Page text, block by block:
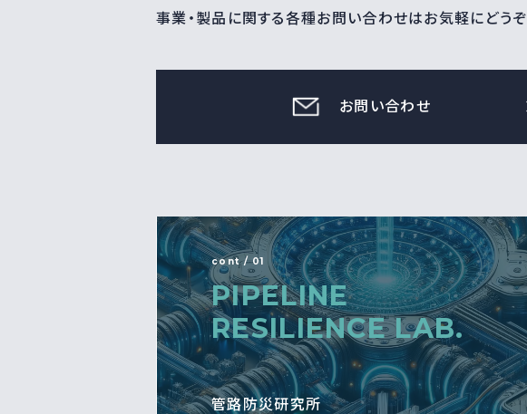
事業・製品に関する各種お問い合わせはお気軽にどうぞ
お問い合わせ
cont / 01
PIPELINE
RESILIENCE LAB.
管路防災研究所